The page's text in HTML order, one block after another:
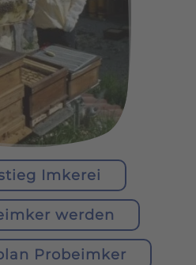
Imkerei
werden
Probeimker